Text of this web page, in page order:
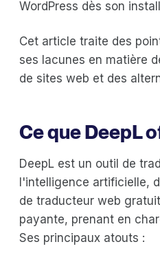
WordPress dès son
Cet article traite des
ses lacunes en matière
de sites web et des
Ce que DeepL
DeepL est un outil de
l'intelligence artificielle,
de traducteur web
payante, prenant en
Ses principaux atouts :